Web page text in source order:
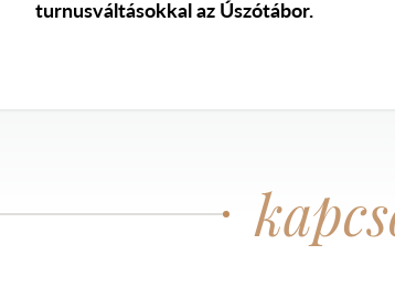
turnusváltásokkal az Úszótábor.